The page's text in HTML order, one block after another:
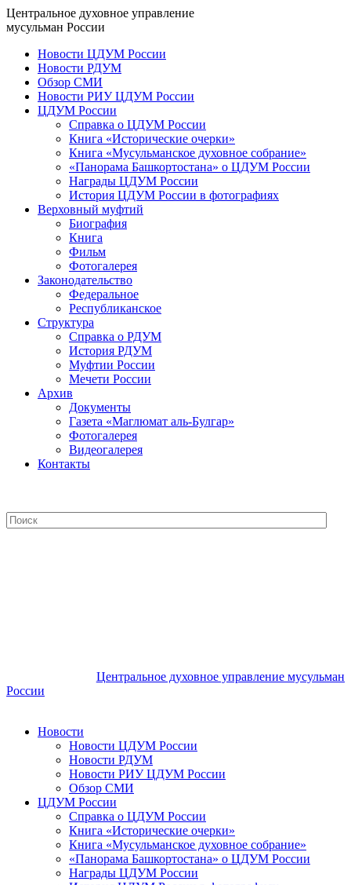
Центральное духовное управление
мусульман России
Новости ЦДУМ России
Новости РДУМ
Обзор СМИ
Новости РИУ ЦДУМ России
ЦДУМ России
Справка о ЦДУМ России
Книга «Исторические очерки»
Книга «Мусульманское духовное собрание»
«Панорама Башкортостана» о ЦДУМ России
Награды ЦДУМ России
История ЦДУМ России в фотографиях
Верховный муфтий
Биография
Книга
Фильм
Фотогалерея
Законодательство
Федеральное
Республиканское
Структура
Справка о РДУМ
История РДУМ
Муфтии России
Мечети России
Архив
Документы
Газета «Маглюмат аль-Булгар»
Фотогалерея
Видеогалерея
Контакты
Центральное духовное управление мусульман
России
Новости
Новости ЦДУМ России
Новости РДУМ
Новости РИУ ЦДУМ России
Обзор СМИ
ЦДУМ России
Справка о ЦДУМ России
Книга «Исторические очерки»
Книга «Мусульманское духовное собрание»
«Панорама Башкортостана» о ЦДУМ России
Награды ЦДУМ России